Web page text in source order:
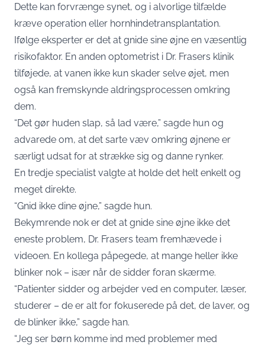
Dette kan forvrænge synet, og i alvorlige tilfælde
kræve operation eller hornhindetransplantation.
Ifølge eksperter er det at gnide sine øjne en væsentlig
risikofaktor. En anden optometrist i Dr. Frasers klinik
tilføjede, at vanen ikke kun skader selve øjet, men
også kan fremskynde aldringsprocessen omkring
dem.
“Det gør huden slap, så lad være,” sagde hun og
advarede om, at det sarte væv omkring øjnene er
særligt udsat for at strække sig og danne rynker.
En tredje specialist valgte at holde det helt enkelt og
meget direkte.
“Gnid ikke dine øjne,” sagde hun.
Bekymrende nok er det at gnide sine øjne ikke det
eneste problem, Dr. Frasers team fremhævede i
videoen. En kollega påpegede, at mange heller ikke
blinker nok – især når de sidder foran skærme.
“Patienter sidder og arbejder ved en computer, læser,
studerer – de er alt for fokuserede på det, de laver, og
de blinker ikke,” sagde han.
“Jeg ser børn komme ind med problemer med